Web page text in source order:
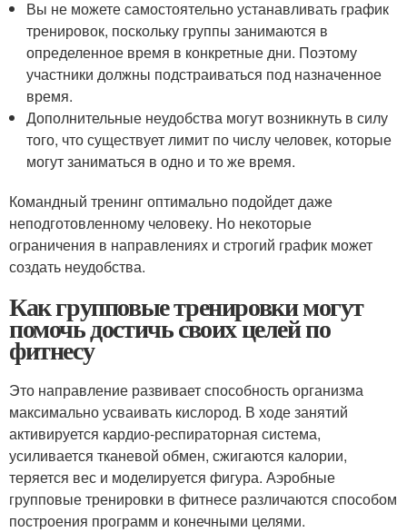
Вы не можете самостоятельно устанавливать график
тренировок, поскольку группы занимаются в
определенное время в конкретные дни. Поэтому
участники должны подстраиваться под назначенное
время.
Дополнительные неудобства могут возникнуть в силу
того, что существует лимит по числу человек, которые
могут заниматься в одно и то же время.
Командный тренинг оптимально подойдет даже
неподготовленному человеку. Но некоторые
ограничения в направлениях и строгий график может
создать неудобства.
Как групповые тренировки могут
помочь достичь своих целей по
фитнесу
Это направление развивает способность организма
максимально усваивать кислород. В ходе занятий
активируется кардио-респираторная система,
усиливается тканевой обмен, сжигаются калории,
теряется вес и моделируется фигура. Аэробные
групповые тренировки в фитнесе различаются способом
построения программ и конечными целями.